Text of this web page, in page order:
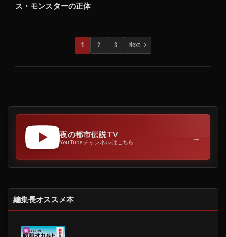
ス・モンスターの正体
1 2 3 Next
夜の都市伝説TV
YouTubeチャンネルはこちら →
編集長オススメ本